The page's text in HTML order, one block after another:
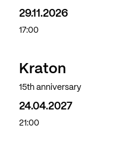
29.11.2026
17:00
Kraton
15th anniversary
24.04.2027
21:00